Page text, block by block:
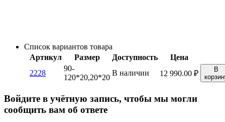
Список вариантов товара
Артикул
Размер Доступность
Цена
2228
90-
120*20,20*20
В наличии 12 990.00 ₽
В
Войдите в учётную запись, чтобы мы могли
сообщить вам об ответе